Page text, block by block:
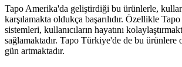
Tapo Amerika'da geliştirdiği bu ürünlerle,
karşılamakta oldukça başarılıdır. Özellikle Tapo
sistemleri, kullanıcıların hayatını
sağlamaktadır. Tapo Türkiye'de de bu ürünlere
gün artmaktadır.